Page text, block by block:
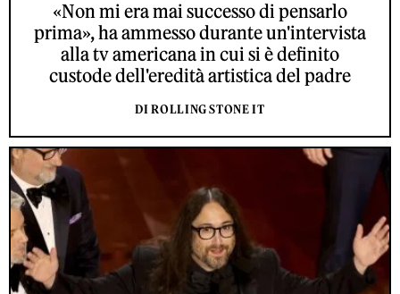
«Non mi era mai successo di pensarlo
prima», ha ammesso durante un'intervista
alla tv americana in cui si è definito
custode dell'eredità artistica del padre
DI ROLLING STONE IT